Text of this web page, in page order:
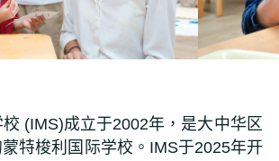
(IMS)成立于2002年 ， 是大中华区
特梭利国际学校 。 IMS于2025年开